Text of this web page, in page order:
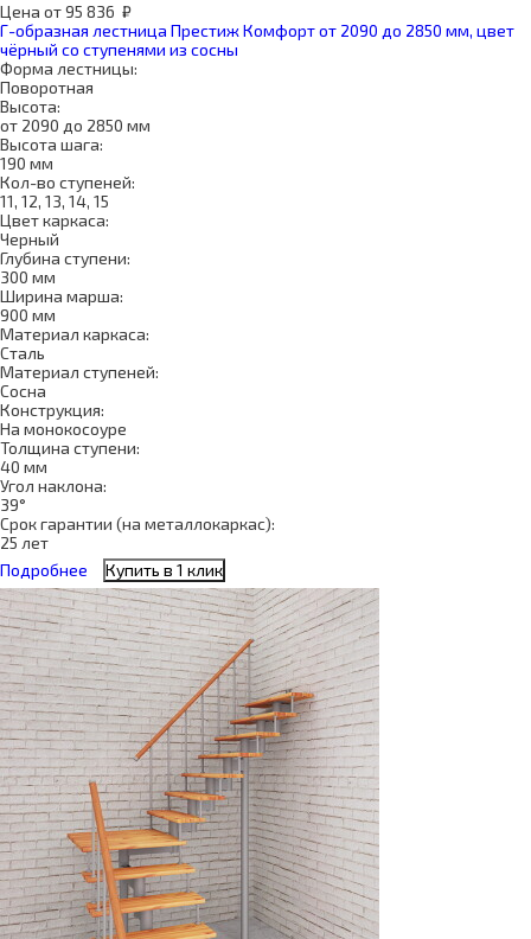
Цена от95 836 ₽
Г-образная лестница Престиж Комфорт от 2090 до 2850 мм, цвет
чёрный со ступенями из сосны
Форма лестницы:
Поворотная
Высота:
от 2090 до 2850 мм
Высота шага:
190 мм
Кол-во ступеней:
11, 12, 13, 14, 15
Цвет каркаса:
Черный
Глубина ступени:
300 мм
Ширина марша:
900 мм
Материал каркаса:
Сталь
Материал ступеней:
Сосна
Конструкция:
На монокосоуре
Толщина ступени:
40 мм
Угол наклона:
39°
Срок гарантии (на металлокаркас):
25 лет
Подробнее
Купить в 1 клик